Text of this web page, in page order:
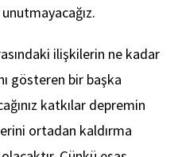
ilişkilerin ne kadar
gösteren bir başka
katkılar depremin
ortadan kaldırma